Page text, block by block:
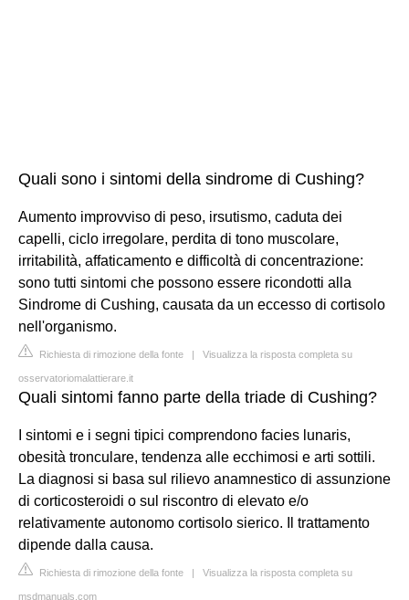
Quali sono i sintomi della sindrome di Cushing?
Aumento improvviso di peso, irsutismo, caduta dei
capelli, ciclo irregolare, perdita di tono muscolare,
irritabilità, affaticamento e difficoltà di concentrazione:
sono tutti sintomi che possono essere ricondotti alla
Sindrome di Cushing, causata da un eccesso di cortisolo
nell'organismo.
Richiesta di rimozione della fonte | Visualizza la risposta completa su
osservatoriomalattierare.it
Quali sintomi fanno parte della triade di Cushing?
I sintomi e i segni tipici comprendono facies lunaris,
obesità tronculare, tendenza alle ecchimosi e arti sottili.
La diagnosi si basa sul rilievo anamnestico di assunzione
di corticosteroidi o sul riscontro di elevato e/o
relativamente autonomo cortisolo sierico. Il trattamento
dipende dalla causa.
Richiesta di rimozione della fonte | Visualizza la risposta completa su
msdmanuals.com